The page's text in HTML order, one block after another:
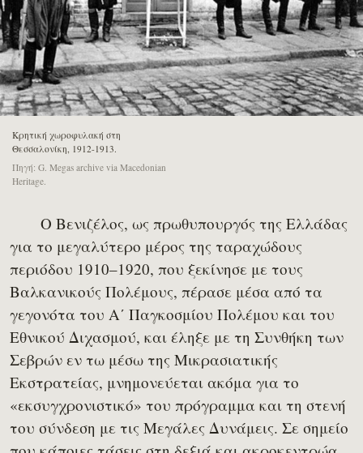
Κρητική χωροφυλακή στη
Θεσσαλονίκη, 1912-1913.
Πηγή: G. Megas archive via Macedonian
Heritage.
Ο Βενιζέλος, ως πρωθυπουργός της Ελλάδας
για το μεγαλύτερο μέρος της ταραχώδους
περιόδου 1910–1920, που ξεκίνησε με τους
Βαλκανικούς Πολέμους, πέρασε μέσα από τα
γεγονότα του Α΄ Παγκοσμίου Πολέμου και του
Εθνικού Διχασμού, και έληξε με τη Συνθήκη των
Σεβρών εν τω μέσω της Μικρασιατικής
Εκστρατείας, μνημονεύεται ακόμα για το
«εκσυγχρονιστικό» του πρόγραμμα και τη στενή
του σύνδεση με τις Μεγάλες Δυνάμεις. Σε σημείο